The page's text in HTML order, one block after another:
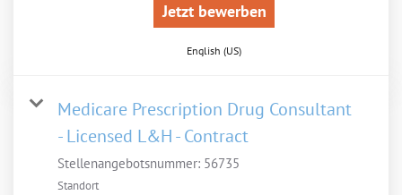
Jetzt bewerben
English (US)
Medicare Prescription Drug Consultant
- Licensed L&H - Contract
Stellenangebotsnummer: 56735
Standort